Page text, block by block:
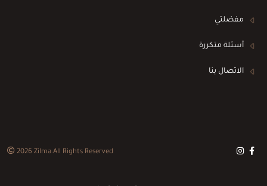
مفضلتي
أسئلة متكررة
الاتصال بنا
2026Zilma.All Rights Reserved